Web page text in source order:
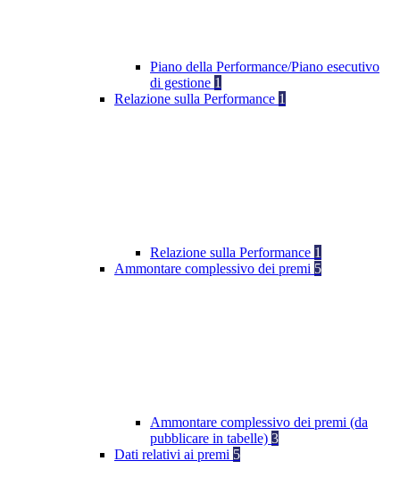
Piano della Performance/Piano esecutivo
di gestione 1
Relazione sulla Performance 1
Relazione sulla Performance 1
Ammontare complessivo dei premi 5
Ammontare complessivo dei premi (da
pubblicare in tabelle) 3
Dati relativi ai premi 5